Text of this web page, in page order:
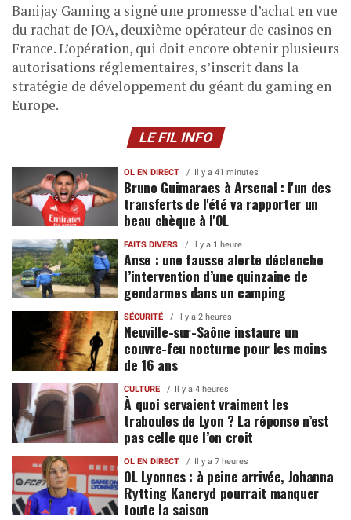
Banijay Gaming a signé une promesse d’achat en vue
du rachat de JOA, deuxième opérateur de casinos en
France. L’opération, qui doit encore obtenir plusieurs
autorisations réglementaires, s’inscrit dans la
stratégie de développement du géant du gaming en
Europe.
LE FIL INFO
OL EN DIRECT Il y a 41 minutes
Bruno Guimaraes à Arsenal : l'un des
transferts de l'été va rapporter un
beau chèque à l'OL
FAITS DIVERS Il y a 1 heure
Anse : une fausse alerte déclenche
l’intervention d’une quinzaine de
gendarmes dans un camping
SÉCURITÉ Il y a 2 heures
Neuville-sur-Saône instaure un
couvre-feu nocturne pour les moins
de 16 ans
CULTURE Il y a 4 heures
À quoi servaient vraiment les
traboules de Lyon ? La réponse n’est
pas celle que l’on croit
OL EN DIRECT Il y a 7 heures
OL Lyonnes : à peine arrivée, Johanna
Rytting Kaneryd pourrait manquer
toute la saison